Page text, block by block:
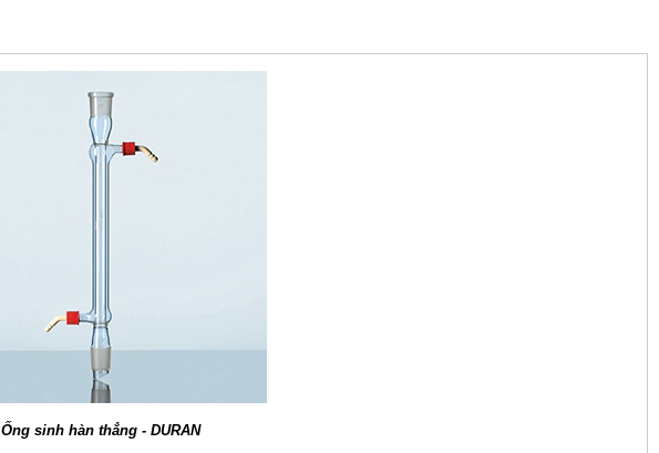
Ống sinh hàn thẳng - DURAN